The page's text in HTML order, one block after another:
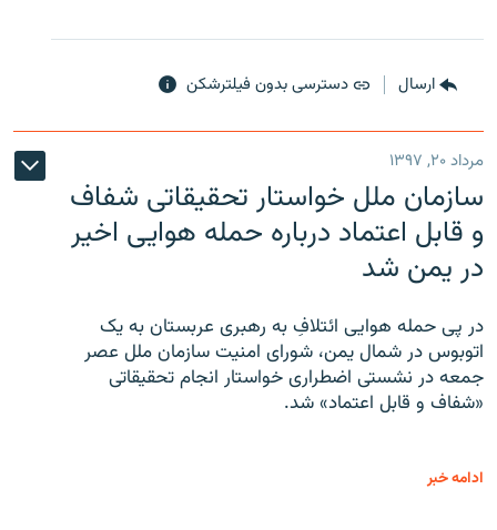
ارسال دسترسی بدون فیلترشکن
مرداد ۲۰, ۱۳۹۷
سازمان ملل خواستار تحقیقاتی شفاف
و قابل اعتماد درباره حمله هوایی اخیر
در یمن شد
در پی حمله هوایی ائتلافِ به رهبری عربستان به یک
اتوبوس در شمال یمن، شورای امنیت سازمان ملل عصر
جمعه در نشستی اضطراری خواستار انجام تحقیقاتی
«شفاف و قابل اعتماد» شد.
ادامه خبر